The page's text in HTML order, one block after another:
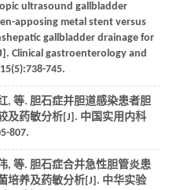
ultrasound gallbladder
apposing metal stent versus
gallbladder drainage for
Clinical gastroenterology and
15(5):738-745.
, 等. 胆石症并胆道感染患者胆
及药敏分析[J]. 中国实用内科
807.
, 等. 胆石症合并急性胆管炎患
培养及药敏分析[J]. 中华实验